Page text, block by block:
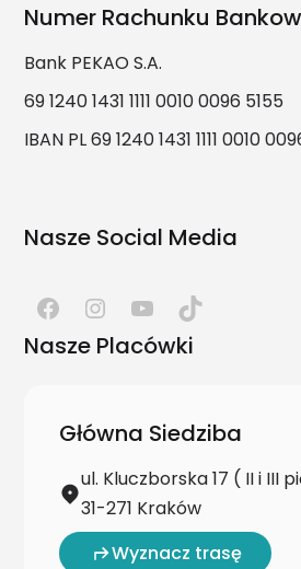
Numer Rachunku
Bank PEKAO S.A.
69 1240 1431 1111 0010 0096 5155
IBAN PL 69 1240 1431 1111 0010
Nasze Social Media
Nasze Placówki
Główna Siedziba
ul. Kluczborska 17 ( II i III
31-271 Kraków
Wyznacz trasę